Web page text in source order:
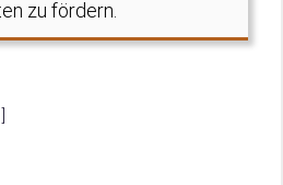
zu fördern.